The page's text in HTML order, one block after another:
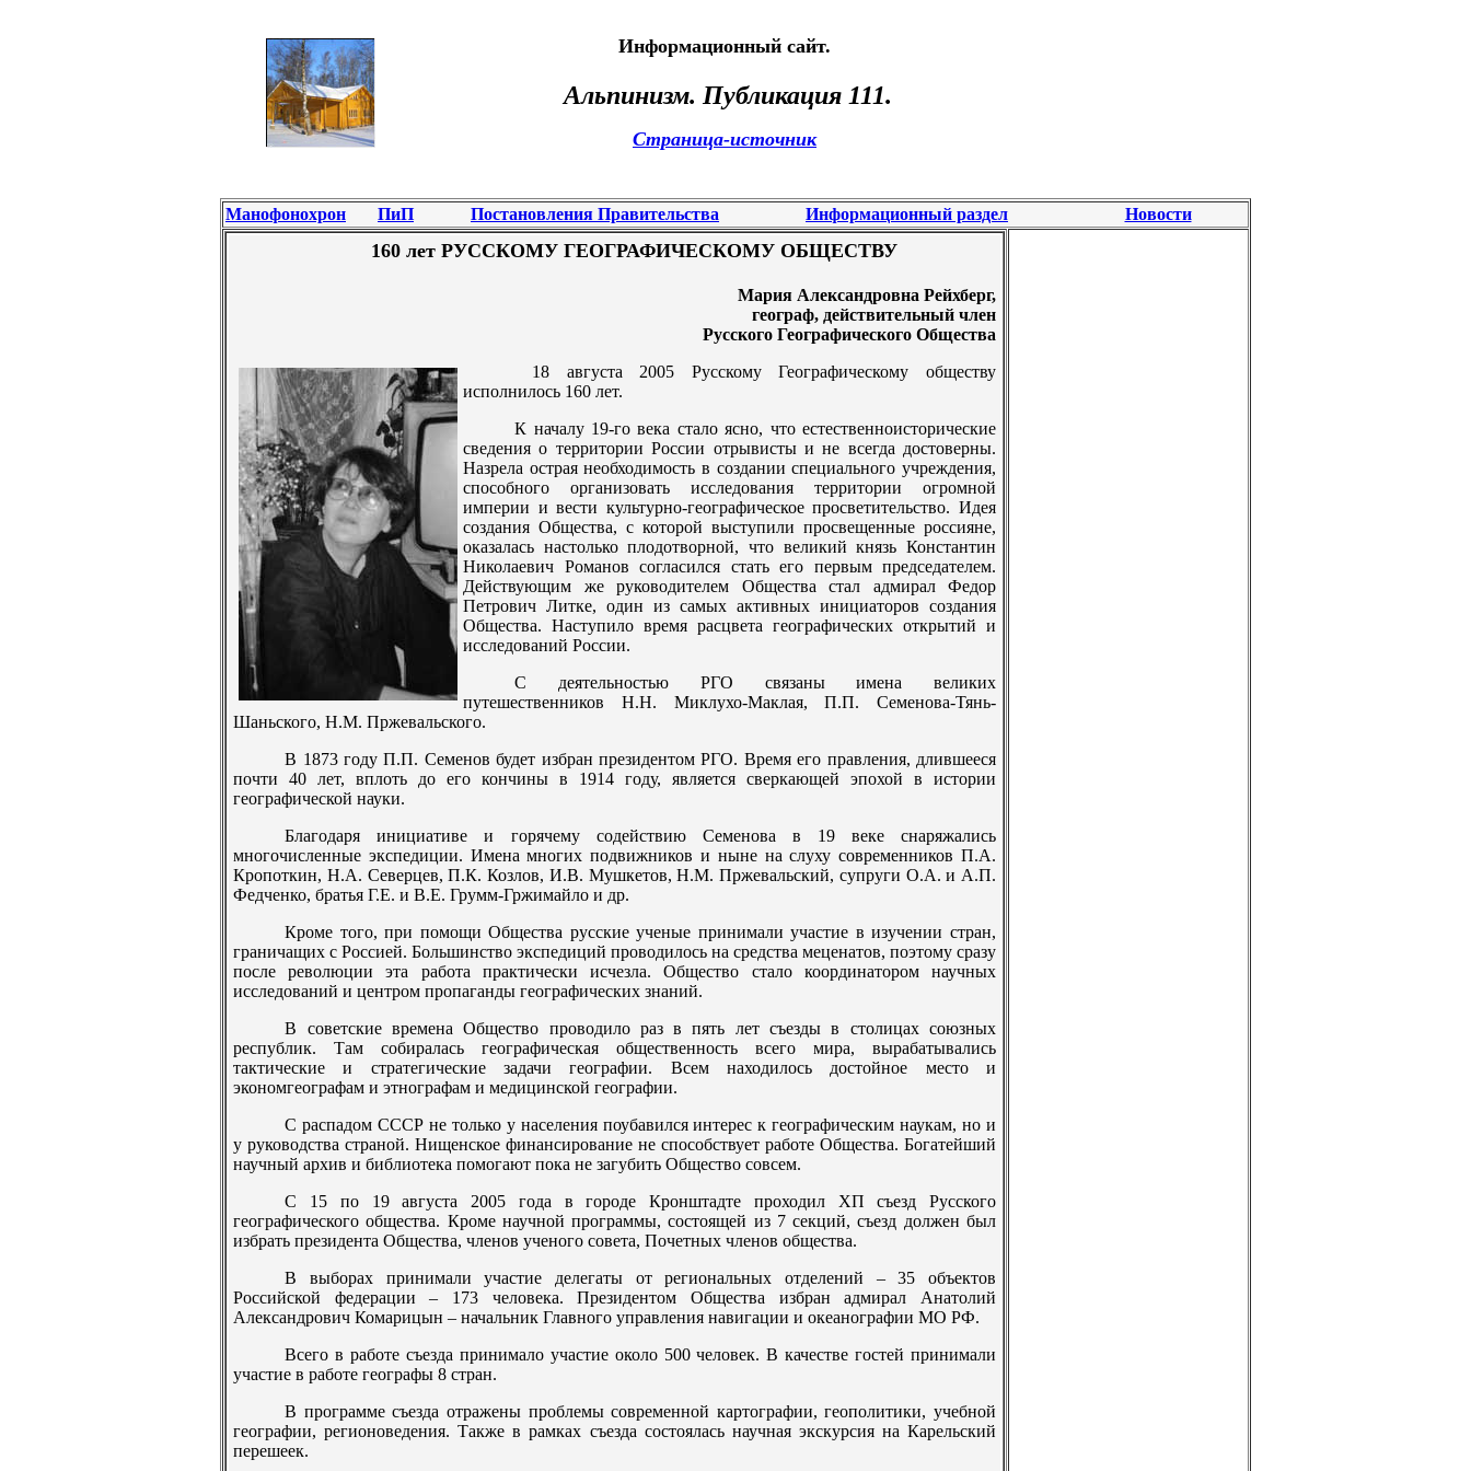
Информационный сайт.
Альпинизм. Публикация 111.
Страница-источник
Манофонохрон ПиП Постановления Правительства Информационный раздел Новости
160 лет РУССКОМУ ГЕОГРАФИЧЕСКОМУ ОБЩЕСТВУ
Мария Александровна Рейхберг,
географ, действительный член
Русского Географического Общества
18 августа 2005 Русскому Географическому обществу
исполнилось 160 лет.
К началу 19-го века стало ясно, что естественноисторические
сведения о территории России отрывисты и не всегда достоверны.
Назрела острая необходимость в создании специального учреждения,
способного организовать исследования территории огромной
империи и вести культурно-географическое просветительство. Идея
создания Общества, с которой выступили просвещенные россияне,
оказалась настолько плодотворной, что великий князь Константин
Николаевич Романов согласился стать его первым председателем.
Действующим же руководителем Общества стал адмирал Федор
Петрович Литке, один из самых активных инициаторов создания
Общества. Наступило время расцвета географических открытий и
исследований России.
С деятельностью РГО связаны имена великих
путешественников Н.Н. Миклухо-Маклая, П.П. Семенова-Тянь-
Шаньского, Н.М. Пржевальского.
В 1873 году П.П. Семенов будет избран президентом РГО. Время его правления, длившееся
почти 40 лет, вплоть до его кончины в 1914 году, является сверкающей эпохой в истории
географической науки.
Благодаря инициативе и горячему содействию Семенова в 19 веке снаряжались
многочисленные экспедиции. Имена многих подвижников и ныне на слуху современников П.А.
Кропоткин, Н.А. Северцев, П.К. Козлов, И.В. Мушкетов, Н.М. Пржевальский, супруги О.А. и А.П.
Федченко, братья Г.Е. и В.Е. Грумм-Гржимайло и др.
Кроме того, при помощи Общества русские ученые принимали участие в изучении стран,
граничащих с Россией. Большинство экспедиций проводилось на средства меценатов, поэтому сразу
после революции эта работа практически исчезла. Общество стало координатором научных
исследований и центром пропаганды географических знаний.
В советские времена Общество проводило раз в пять лет съезды в столицах союзных
республик. Там собиралась географическая общественность всего мира, вырабатывались
тактические и стратегические задачи географии. Всем находилось достойное место и
экономгеографам и этнографам и медицинской географии.
С распадом СССР не только у населения поубавился интерес к географическим наукам, но и
у руководства страной. Нищенское финансирование не способствует работе Общества. Богатейший
научный архив и библиотека помогают пока не загубить Общество совсем.
С 15 по 19 августа 2005 года в городе Кронштадте проходил ХП съезд Русского
географического общества. Кроме научной программы, состоящей из 7 секций, съезд должен был
избрать президента Общества, членов ученого совета, Почетных членов общества.
В выборах принимали участие делегаты от региональных отделений – 35 объектов
Российской федерации – 173 человека. Президентом Общества избран адмирал Анатолий
Александрович Комарицын – начальник Главного управления навигации и океанографии МО РФ.
Всего в работе съезда принимало участие около 500 человек. В качестве гостей принимали
участие в работе географы 8 стран.
В программе съезда отражены проблемы современной картографии, геополитики, учебной
географии, регионоведения. Также в рамках съезда состоялась научная экскурсия на Карельский
перешеек.